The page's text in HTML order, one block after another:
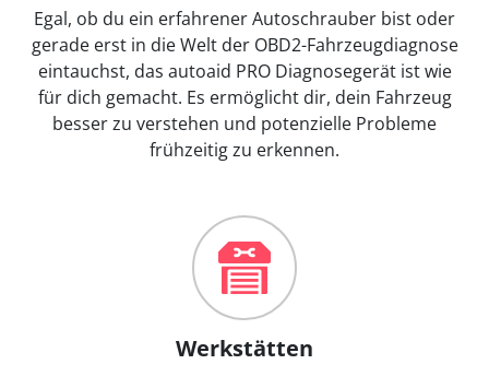
Egal, ob du ein erfahrener Autoschrauber bist oder
gerade erst in die Welt der OBD2-Fahrzeugdiagnose
eintauchst, das autoaid PRO Diagnosegerät ist wie
für dich gemacht. Es ermöglicht dir, dein Fahrzeug
besser zu verstehen und potenzielle Probleme
frühzeitig zu erkennen.
Werkstätten